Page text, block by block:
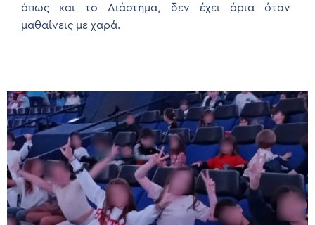
όπως και το Διάστημα, δεν έχει όρια όταν
μαθαίνεις με χαρά.